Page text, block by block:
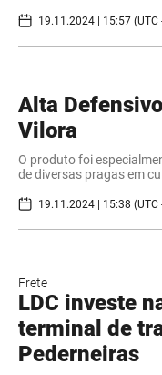
19.11.2024 | 15:57 (UTC
Alta
Vilora
O produto foi
de diversas pragas em
19.11.2024 | 15:38 (UTC
Frete
LDC investe
terminal de
Pederneiras